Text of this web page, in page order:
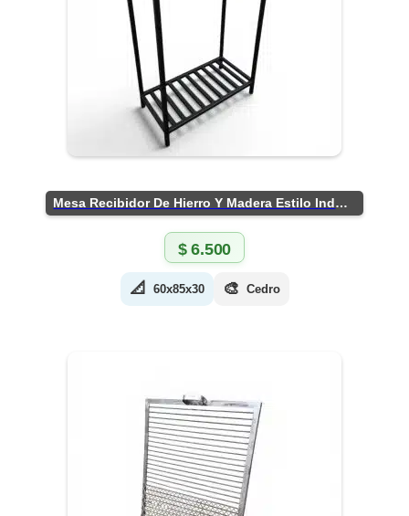
Mesa Recibidor De Hierro Y Madera Estilo Industrial
$6.500
📐 60x85x30 🎨 Cedro